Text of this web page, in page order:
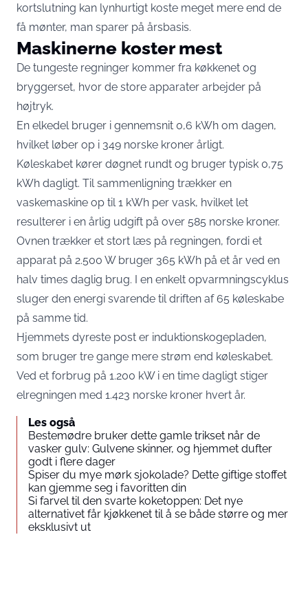
kortslutning kan lynhurtigt koste meget mere end de
få mønter, man sparer på årsbasis.
Maskinerne koster mest
De tungeste regninger kommer fra køkkenet og
bryggerset, hvor de store apparater arbejder på
højtryk.
En elkedel bruger i gennemsnit 0,6 kWh om dagen,
hvilket løber op i 349 norske kroner årligt.
Køleskabet kører døgnet rundt og bruger typisk 0,75
kWh dagligt. Til sammenligning trækker en
vaskemaskine op til 1 kWh per vask, hvilket let
resulterer i en årlig udgift på over 585 norske kroner.
Ovnen trækker et stort læs på regningen, fordi et
apparat på 2.500 W bruger 365 kWh på et år ved en
halv times daglig brug. I en enkelt opvarmningscyklus
sluger den energi svarende til driften af 65 køleskabe
på samme tid.
Hjemmets dyreste post er induktionskogepladen,
som bruger tre gange mere strøm end køleskabet.
Ved et forbrug på 1.200 kW i en time dagligt stiger
elregningen med 1.423 norske kroner hvert år.
Les også
Bestemødre bruker dette gamle trikset når de
vasker gulv: Gulvene skinner, og hjemmet dufter
godt i flere dager
Spiser du mye mørk sjokolade? Dette giftige stoffet
kan gjemme seg i favoritten din
Si farvel til den svarte koketoppen: Det nye
alternativet får kjøkkenet til å se både større og mer
eksklusivt ut